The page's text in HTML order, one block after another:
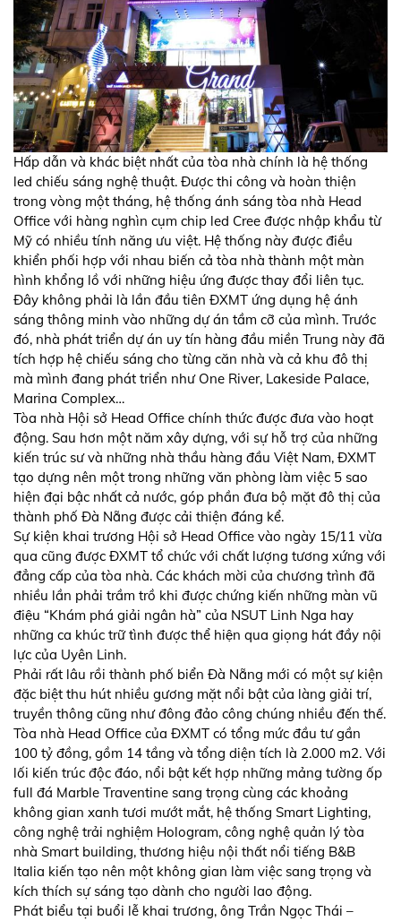
Hấp dẫn và khác biệt nhất của tòa nhà chính là hệ thống
led chiếu sáng nghệ thuật. Được thi công và hoàn thiện
trong vòng một tháng, hệ thống ánh sáng tòa nhà Head
Office với hàng nghìn cụm chip led Cree được nhập khẩu từ
Mỹ có nhiều tính năng ưu việt. Hệ thống này được điều
khiển phối hợp với nhau biến cả tòa nhà thành một màn
hình khổng lồ với những hiệu ứng được thay đổi liên tục.
Đây không phải là lần đầu tiên ĐXMT ứng dụng hệ ánh
sáng thông minh vào những dự án tầm cỡ của mình. Trước
đó, nhà phát triển dự án uy tín hàng đầu miền Trung này đã
tích hợp hệ chiếu sáng cho từng căn nhà và cả khu đô thị
mà mình đang phát triển như One River, Lakeside Palace,
Marina Complex…
Tòa nhà Hội sở Head Office chính thức được đưa vào hoạt
động. Sau hơn một năm xây dựng, với sự hỗ trợ của những
kiến trúc sư và những nhà thầu hàng đầu Việt Nam, ĐXMT
tạo dựng nên một trong những văn phòng làm việc 5 sao
hiện đại bậc nhất cả nước, góp phần đưa bộ mặt đô thị của
thành phố Đà Nẵng được cải thiện đáng kể.
Sự kiện khai trương Hội sở Head Office vào ngày 15/11 vừa
qua cũng được ĐXMT tổ chức với chất lượng tương xứng với
đẳng cấp của tòa nhà. Các khách mời của chương trình đã
nhiều lần phải trầm trồ khi được chứng kiến những màn vũ
điệu “Khám phá giải ngân hà” của NSUT Linh Nga hay
những ca khúc trữ tình được thể hiện qua giọng hát đầy nội
lực của Uyên Linh.
Phải rất lâu rồi thành phố biển Đà Nẵng mới có một sự kiện
đặc biệt thu hút nhiều gương mặt nổi bật của làng giải trí,
truyền thông cũng như đông đảo công chúng nhiều đến thế.
Tòa nhà Head Office của ĐXMT có tổng mức đầu tư gần
100 tỷ đồng, gồm 14 tầng và tổng diện tích là 2.000 m2. Với
lối kiến trúc độc đáo, nổi bật kết hợp những mảng tường ốp
full đá Marble Traventine sang trọng cùng các khoảng
không gian xanh tươi mướt mắt, hệ thống Smart Lighting,
công nghệ trải nghiệm Hologram, công nghệ quản lý tòa
nhà Smart building, thương hiệu nội thất nổi tiếng B&B
Italia kiến tạo nên một không gian làm việc sang trọng và
kích thích sự sáng tạo dành cho người lao động.
Phát biểu tại buổi lễ khai trương, ông Trần Ngọc Thái –